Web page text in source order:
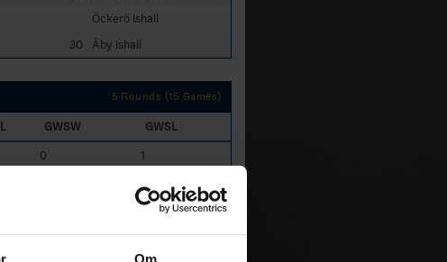
Öckerö Ishall
30 Åby Ishall
5 Rounds (15 Games)
GWSW
GWSL
0 1
0